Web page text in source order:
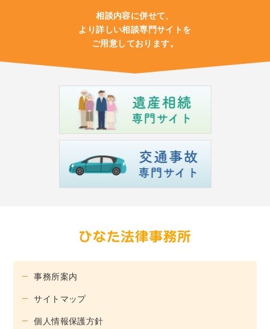
相談内容に併せて、
より詳しい相談専門サイトを
ご用意しております。
事務所案内
サイトマップ
個人情報保護方針